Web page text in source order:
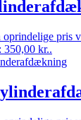
oprindelige pris
350,00 kr..